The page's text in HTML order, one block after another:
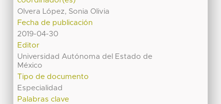
Olvera López, Sonia Olivia
Fecha de publicación
2019-04-30
Editor
Universidad Autónoma del Estado de
México
Tipo de documento
Especialidad
Palabras clave